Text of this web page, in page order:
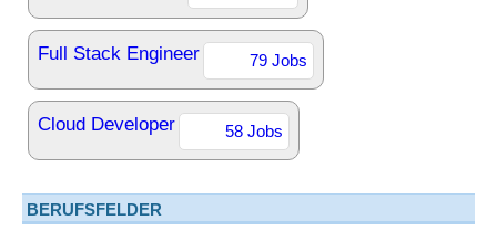
Full Stack Engineer 79 Jobs
Cloud Developer 58 Jobs
BERUFSFELDER